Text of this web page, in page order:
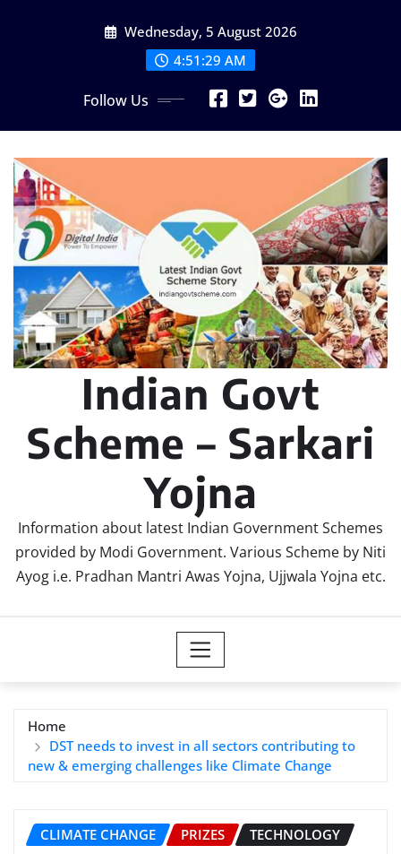
Wednesday, 5 August 2026
4:51:30 AM
Follow Us
Indian Govt
Scheme – Sarkari
Yojna
Information about latest Indian Government Schemes
provided by Modi Government. Various Scheme by Niti
Ayog i.e. Pradhan Mantri Awas Yojna, Ujjwala Yojna etc.
Home
DST needs to invest in all sectors contributing to
new & emerging challenges like Climate Change
CLIMATE CHANGE PRIZES TECHNOLOGY